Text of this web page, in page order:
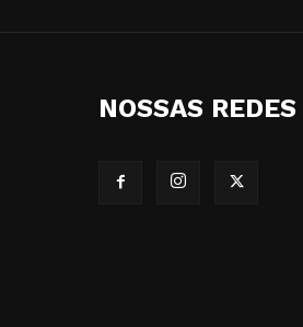
NOSSAS REDES